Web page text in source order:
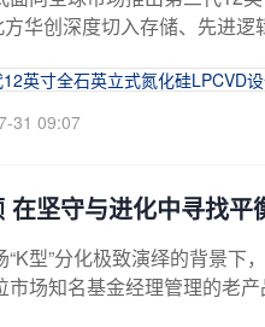
华创深度切入存储、先进
英寸全石英立式氮化硅LPCVD
31 09:07
在坚守与进化中寻找平
型”分化极致演绎的背景
市场知名基金经理管理的老